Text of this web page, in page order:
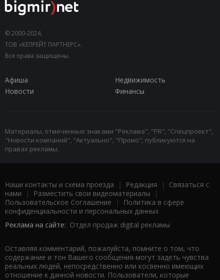
© 2000-2024,
ТОВ «КЕПРЕЙТ ПАРТНЕРС».
Все права защищены.
Афиша
Недвижимость
Новости
Финансы
Материалы, отмеченные знаками "Реклама", "PR", "Спецпроект",
"Новости компаний", "Актуально", "Промо", публикуются на
правах рекламы.
Наши контакты и схема проезда | Редакция | Связаться с
нами | Разместить свои видеоматериалы |
Пользовательское Соглашение |
Политика в сфере
конфиденциальности и персональных данных
Реклама на сайте: Отдел продаж digital рекламы
Оставляя комментарий, пожалуйста, помните о том, что
содержание и тон Вашего сообщения могут задеть чувства
реальных людей, непосредственно или косвенно имеющих
отношение к данной новости. Пользователи, которые